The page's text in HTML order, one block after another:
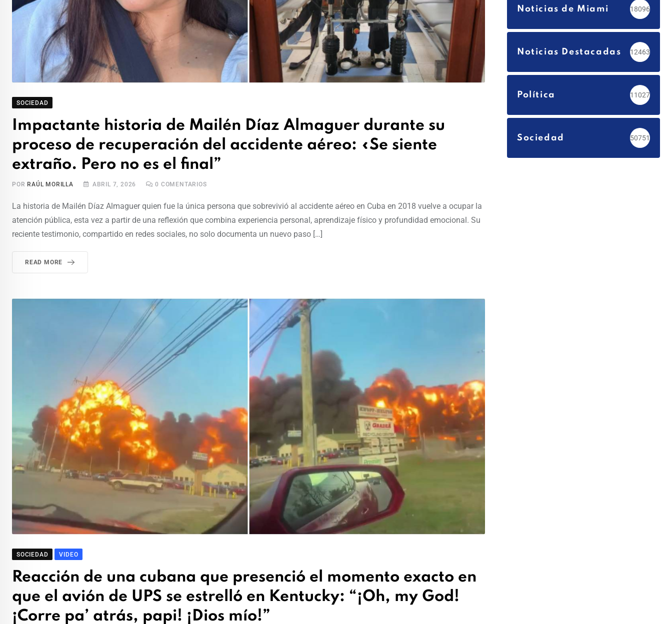
SOCIEDAD
Impactante historia de Mailén Díaz Almaguer durante su
proceso de recuperación del accidente aéreo: «Se siente
extraño. Pero no es el final”
POR RAÚL MORILLA ABRIL 7, 2026 0 COMENTARIOS
La historia de Mailén Díaz Almaguer quien fue la única persona que sobrevivió al accidente aéreo en Cuba en 2018 vuelve a ocupar la
atención pública, esta vez a partir de una reflexión que combina experiencia personal, aprendizaje físico y profundidad emocional. Su
reciente testimonio, compartido en redes sociales, no solo documenta un nuevo paso […]
READ MORE
SOCIEDAD VIDEO
Reacción de una cubana que presenció el momento exacto en
que el avión de UPS se estrelló en Kentucky: “¡Oh, my God!
¡Corre pa’ atrás, papi! ¡Dios mío!”
Noticias de Miami 18096
Noticias Destacadas 12463
Política 11027
Sociedad 50751